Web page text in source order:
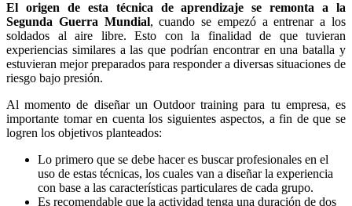
El origen de esta técnica de aprendizaje se remonta a la
Segunda Guerra Mundial, cuando se empezó a entrenar a los
soldados al aire libre. Esto con la finalidad de que tuvieran
experiencias similares a las que podrían encontrar en una batalla y
estuvieran mejor preparados para responder a diversas situaciones de
riesgo bajo presión.
Al momento de diseñar un Outdoor training para tu empresa, es
importante tomar en cuenta los siguientes aspectos, a fin de que se
logren los objetivos planteados:
Lo primero que se debe hacer es buscar profesionales en el
uso de estas técnicas, los cuales van a diseñar la experiencia
con base a las características particulares de cada grupo.
Es recomendable que la actividad tenga una duración de dos